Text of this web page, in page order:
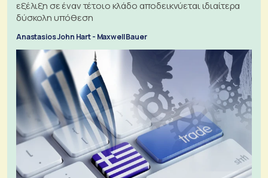
εξέλιξη σε έναν τέτοιο κλάδο αποδεικνύεται ιδιαίτερα
δύσκολη υπόθεση
Anastasios John Hart - Maxwell Bauer